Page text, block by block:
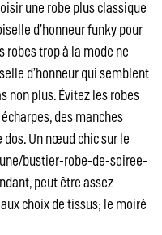
une robe plus classique
d’honneur funky pour
robes trop à la mode ne
d’honneur qui semblent
non plus. Évitez les robes
des manches
Un nœud chic sur le
bustier-robe-de-soiree-
peut être assez
choix de tissus; le moiré